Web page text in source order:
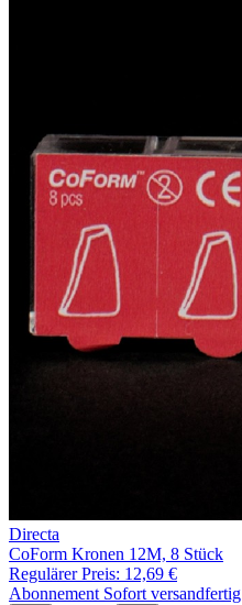
Directa
CoForm Kronen 12M, 8 Stück
Regulärer Preis: 12,69 €
Abonnement Sofort versandfertig